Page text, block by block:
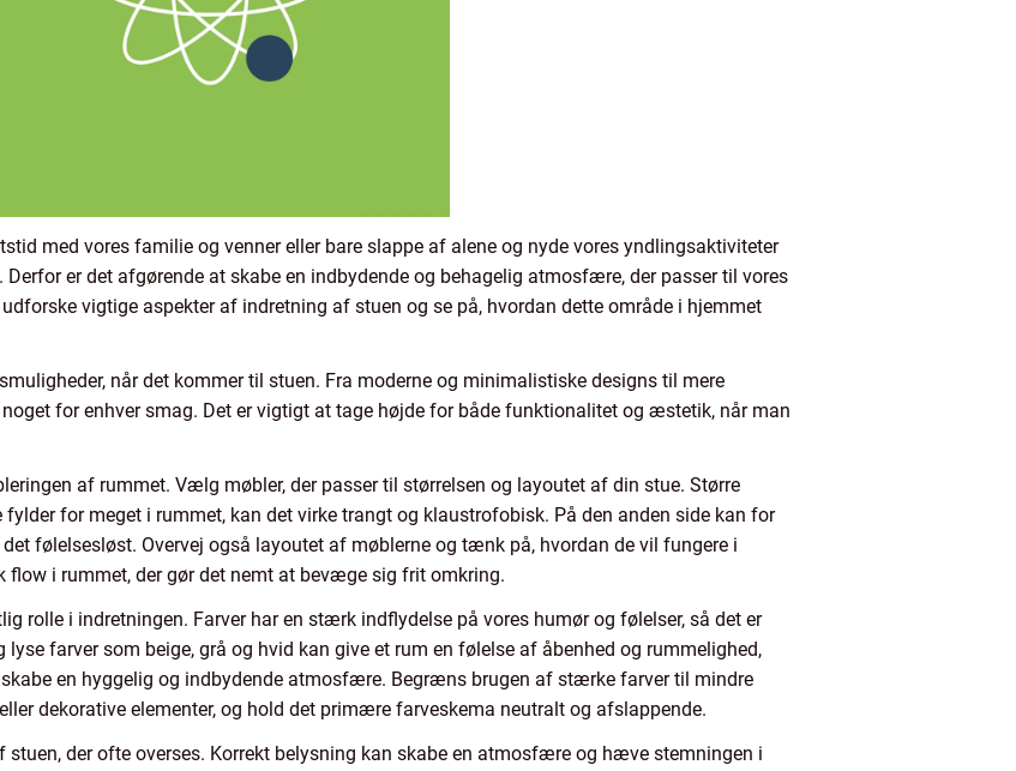
med vores familie og venner eller bare slappe af alene og nyde vores yndlingsaktiviteter
er det afgørende at skabe en indbydende og behagelig atmosfære, der passer til vores
vigtige aspekter af indretning af stuen og se på, hvordan dette område i hjemmet
når det kommer til stuen. Fra moderne og minimalistiske designs til mere
for enhver smag. Det er vigtigt at tage højde for både funktionalitet og æstetik, når man
af rummet. Vælg møbler, der passer til størrelsen og layoutet af din stue. Større
for meget i rummet, kan det virke trangt og klaustrofobisk. På den anden side kan for
følelsesløst. Overvej også layoutet af møblerne og tænk på, hvordan de vil fungere i
i rummet, der gør det nemt at bevæge sig frit omkring.
rolle i indretningen. Farver har en stærk indflydelse på vores humør og følelser, så det er
farver som beige, grå og hvid kan give et rum en følelse af åbenhed og rummelighed,
en hyggelig og indbydende atmosfære. Begræns brugen af stærke farver til mindre
dekorative elementer, og hold det primære farveskema neutralt og afslappende.
der ofte overses. Korrekt belysning kan skabe en atmosfære og hæve stemningen i